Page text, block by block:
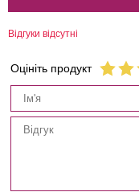
Відгуки відсутні
Оцініть продукт